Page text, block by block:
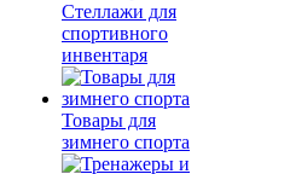
Стеллажи для
спортивного
инвентаря
Товары для
зимнего спорта